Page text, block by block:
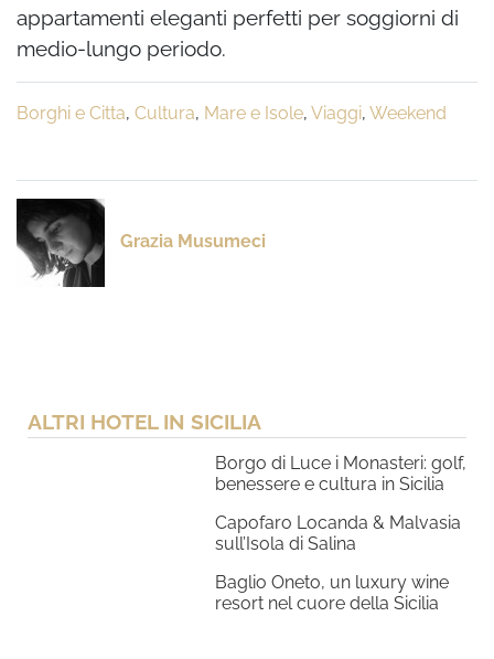
appartamenti eleganti perfetti per soggiorni di
medio-lungo periodo.
Borghi e Citta, Cultura, Mare e Isole, Viaggi, Weekend
Grazia Musumeci
ALTRI HOTEL IN SICILIA
Borgo di Luce i Monasteri: golf,
benessere e cultura in Sicilia
Capofaro Locanda & Malvasia
sull’Isola di Salina
Baglio Oneto, un luxury wine
resort nel cuore della Sicilia